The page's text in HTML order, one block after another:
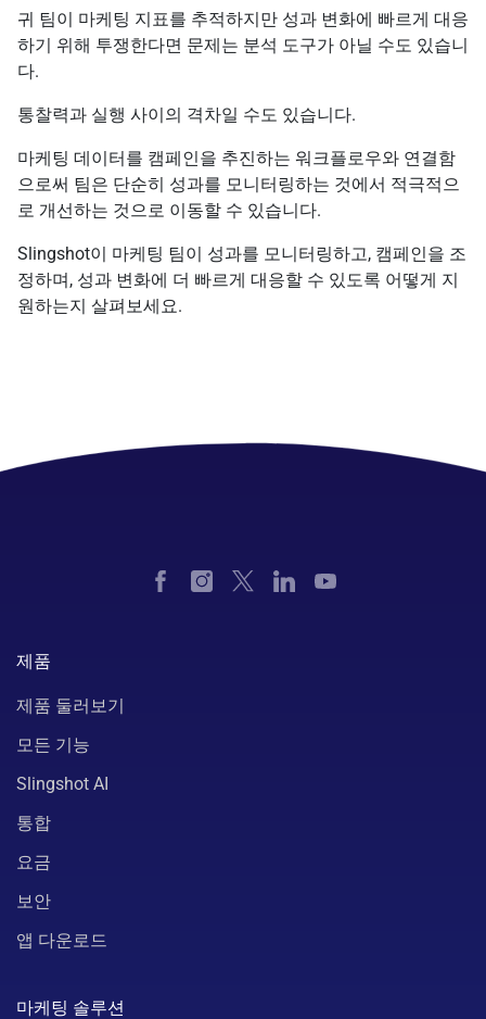
귀 팀이 마케팅 지표를 추적하지만 성과 변화에 빠르게 대응
하기 위해 투쟁한다면 문제는 분석 도구가 아닐 수도 있습니
다.
통찰력과 실행 사이의 격차일 수도 있습니다.
마케팅 데이터를 캠페인을 추진하는 워크플로우와 연결함
으로써 팀은 단순히 성과를 모니터링하는 것에서 적극적으
로 개선하는 것으로 이동할 수 있습니다.
Slingshot이 마케팅 팀이 성과를 모니터링하고, 캠페인을 조
정하며, 성과 변화에 더 빠르게 대응할 수 있도록 어떻게 지
원하는지 살펴보세요.
제품
제품 둘러보기
모든 기능
Slingshot AI
통합
요금
보안
앱 다운로드
마케팅 솔루션